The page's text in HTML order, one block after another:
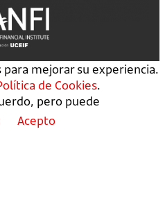
mejorar su experiencia.
de Cookies.
pero puede
Acepto